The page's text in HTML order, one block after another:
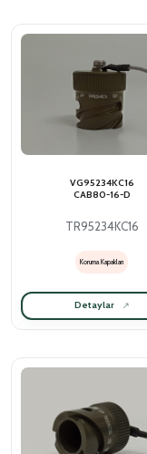
VG95234KC16
CAB80-16-D
TR95234KC16
Koruma Kapakları
Detaylar